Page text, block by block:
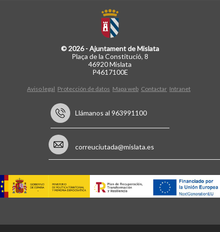
© 2026 - Ajuntament de Mislata
Plaça de la Constitució, 8
46920 Mislata
P4617100E
Aviso legal Protección de datos Mapa web Contactar Intranet
Llámanos al 963991100
correuciutada@mislata.es